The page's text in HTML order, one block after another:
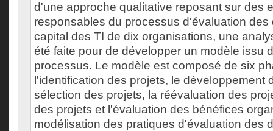
d'une approche qualitative reposant sur des
responsables du processus d'évaluation des
capital des TI de dix organisations, une
été faite pour de développer un modèle issu
processus. Le modèle est composé de six
l'identification des projets, le développement
sélection des projets, la réévaluation des
des projets et l'évaluation des bénéfices
modélisation des pratiques d'évaluation des